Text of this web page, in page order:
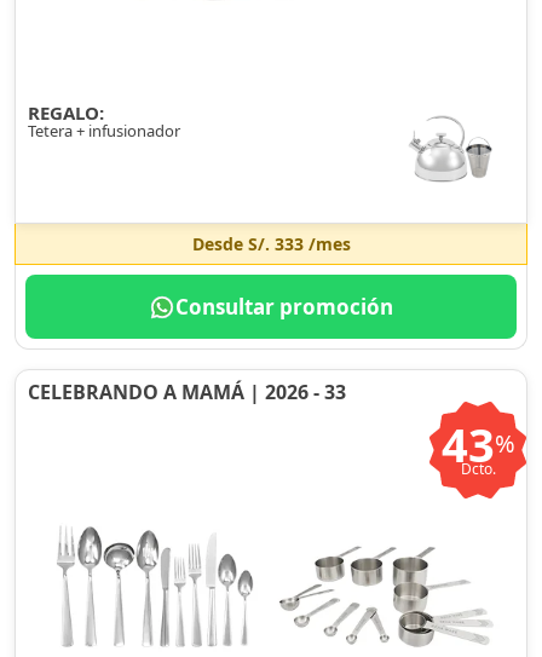
REGALO:
Tetera + infusionador
Desde S/. 333/mes
Consultar promoción
CELEBRANDO A MAMÁ | 2026 - 33
43%
Dcto.